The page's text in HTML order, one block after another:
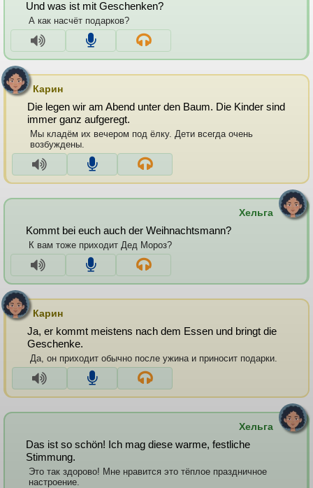
Und was ist mit Geschenken?
А как насчёт подарков?
Карин
Die legen wir am Abend unter den Baum. Die Kinder sind
immer ganz aufgeregt.
Мы кладём их вечером под ёлку. Дети всегда очень
возбуждены.
Хельга
Kommt bei euch auch der Weihnachtsmann?
К вам тоже приходит Дед Мороз?
Карин
Ja, er kommt meistens nach dem Essen und bringt die
Geschenke.
Да, он приходит обычно после ужина и приносит подарки.
Хельга
Das ist so schön! Ich mag diese warme, festliche
Stimmung.
Это так здорово! Мне нравится это тёплое праздничное
настроение.